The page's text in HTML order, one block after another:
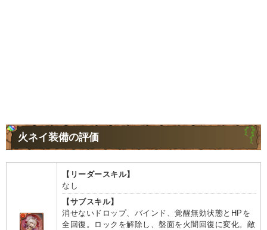
火ネイ装備の評価
【リーダースキル】
なし
【サブスキル】
消せないドロップ、バインド、覚醒無効状態とHPを
全回復。ロックを解除し、盤面を火闇回復に変化。敵